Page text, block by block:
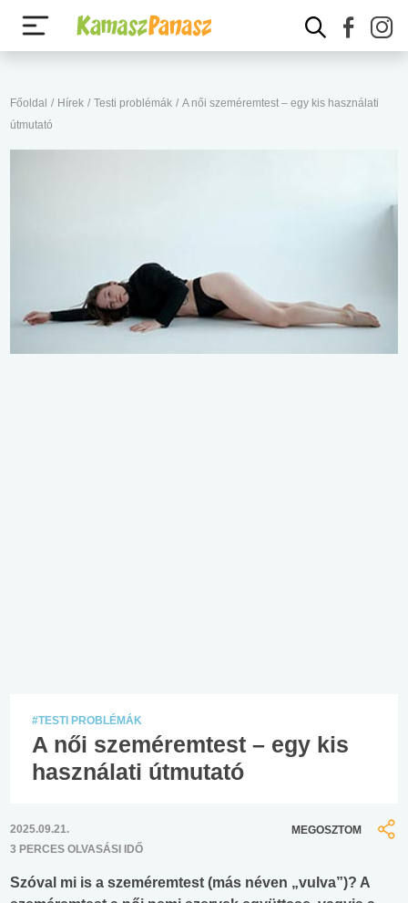
Főoldal / Hírek / Testi problémák / A női szeméremtest – egy kis használati
útmutató
#TESTI PROBLÉMÁK
A női szeméremtest – egy kis
használati útmutató
2025.09.21.
3 PERCES OLVASÁSI IDŐ
MEGOSZTOM
Szóval mi is a szeméremtest (más néven „vulva”)? A